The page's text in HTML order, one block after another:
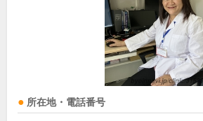
所在地・電話番号